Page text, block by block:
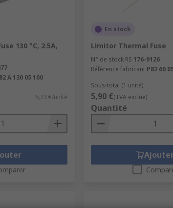
130 °C, 2.5A,
A 130 05 100
6,23 €/unité
En stock
Limitor Thermal Fuse
N° de stock RS 176-9126
Référence fabricant P82 60
Sous-total (1 unité)
5,90 €(TVA exclue)
Quantité